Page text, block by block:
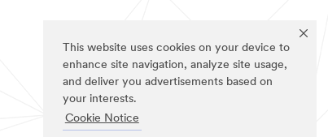
This website uses cookies on your device to
enhance site navigation, analyze site usage,
and deliver you advertisements based on
your interests.
Cookie Notice